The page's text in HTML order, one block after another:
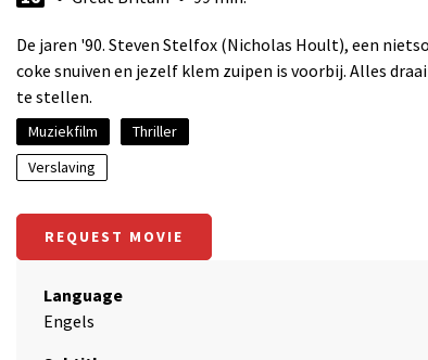
De jaren '90. Steven Stelfox (Nicholas Hoult), een
coke snuiven en jezelf klem zuipen is voorbij. Alles
te stellen.
Muziekfilm
Thriller
Verslaving
REQUEST MOVIE
Language
Engels